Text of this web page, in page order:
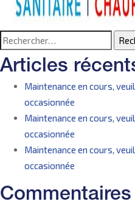
Rechercher :
Articles
Maintenance en cours,
occasionnée
Maintenance en cours,
occasionnée
Maintenance en cours,
occasionnée